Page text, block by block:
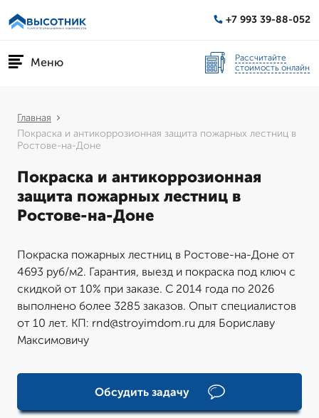
+7 993 39-88-052
Меню
Рассчитайте
стоимость онлайн
Главная
Покраска и антикоррозионная защита пожарных лестниц в
Ростове-на-Доне
Покраска и антикоррозионная
защита пожарных лестниц в
Ростове-на-Доне
Покраска пожарных лестниц в Ростове-на-Доне от
4693 руб/м2. Гарантия, выезд и покраска под ключ с
скидкой от 10% при заказе. С 2014 года по 2026
выполнено более 3285 заказов. Опыт специалистов
от 10 лет. КП: rnd@stroyimdom.ru для Бориславу
Максимовичу
Обсудить задачу